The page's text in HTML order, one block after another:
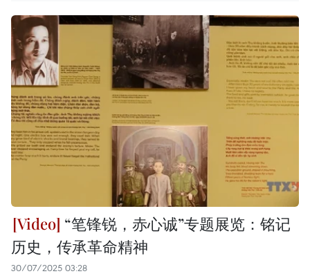
“笔锋锐，赤心诚”专题展览：铭记
历史，传承革命精神
30/07/2025 03:28